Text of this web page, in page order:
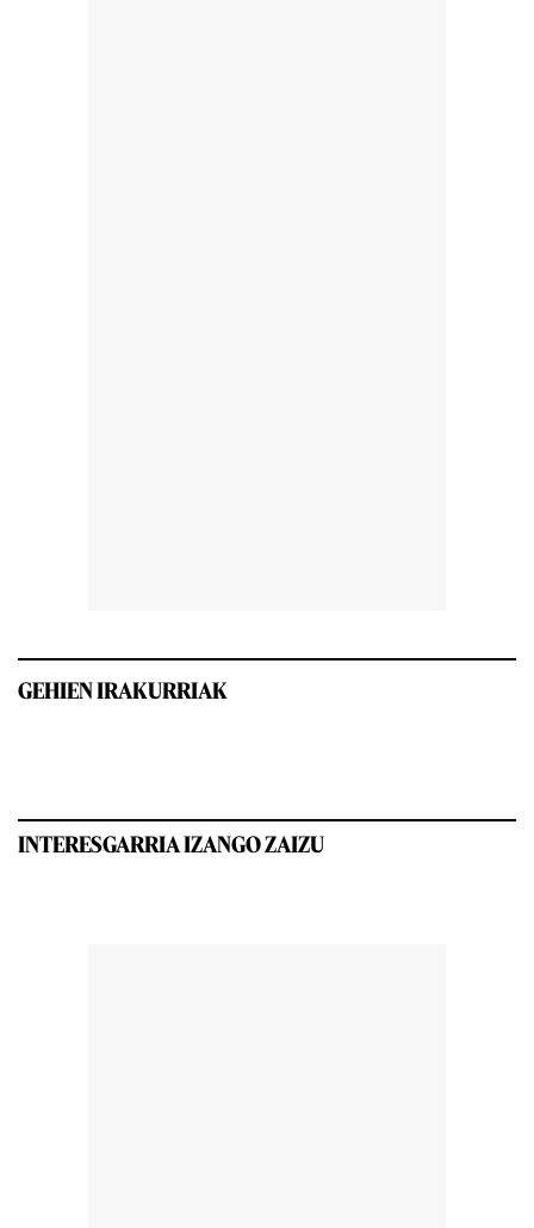
GEHIEN IRAKURRIAK
INTERESGARRIA IZANGO ZAIZU